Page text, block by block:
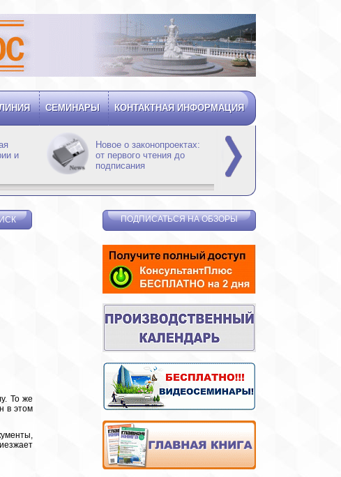
СЕМИНАРЫ КОНТАКТНАЯ ИНФОРМАЦИЯ
и
Новое о законопроектах:
от первого чтения до
подписания
То же
в этом
ПОДПИСАТЬСЯ НА ОБЗОРЫ